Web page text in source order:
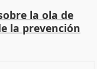
la ola de
la prevención